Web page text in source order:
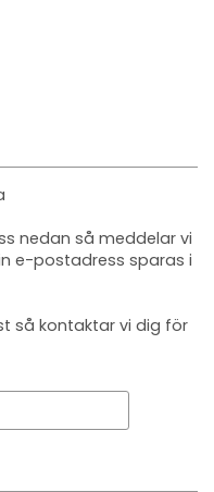
nedan så meddelar vi
e-postadress sparas i
så kontaktar vi dig för